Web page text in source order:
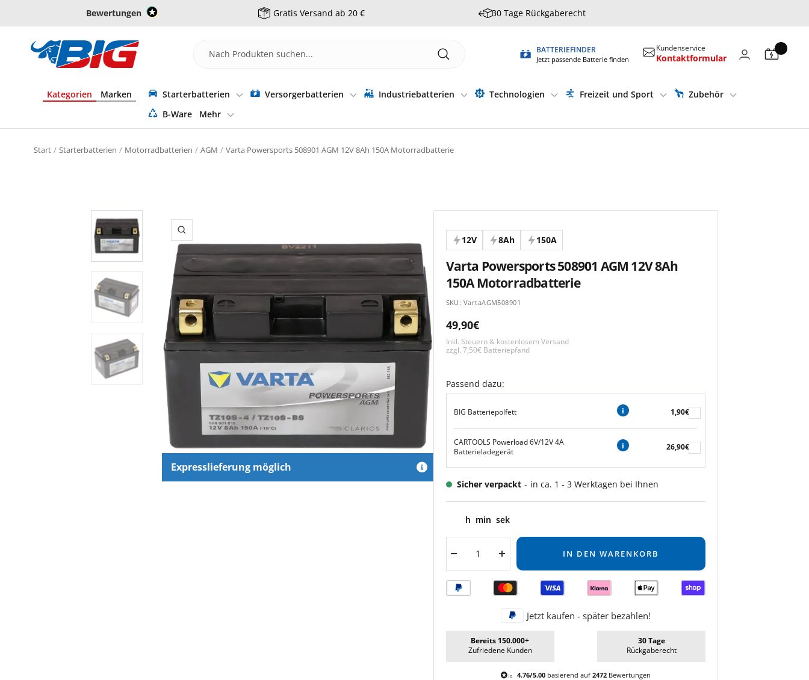
Bewertungen Gratis Versand ab 20 € 30 Tage Rückgaberecht
Batterie-
Industrie-
BATTERIEFINDER
Jetzt passende Batterie finden
Kundenservice
Kontaktformular
Kategorien Marken Starterbatterien Versorgerbatterien Industriebatterien Technologien Freizeit und Sport
Zubehör
B-Ware
Mehr
Start Starterbatterien Motorradbatterien AGM Varta Powersports 508901 AGM 12V 8Ah 150A Motorradbatterie
Expresslieferung möglich
Zoom 12V 8Ah 150A
Varta Powersports 508901 AGM 12V 8Ah
150A Motorradbatterie
SKU: VartaAGM508901
Angebotspreis
49,90€
Inkl. Steuern & kostenlosem Versand
zzgl. 7,50€ Batteriepfand
Passend dazu:
BIG Batteriepolfett 1,90€
CARTOOLS Powerload 6V/12V 4A
Batterieladegerät
26,90€
Sicher verpackt - in ca. 1 - 3 Werktagen bei Ihnen
h min sek
Menge
Menge
IN DEN WARENKORB
Jetzt kaufen - später bezahlen!
Bereits 150.000+
Zufriedene Kunden
30 Tage
Rückgaberecht
4.76/5.00basierend auf 2472Bewertungen